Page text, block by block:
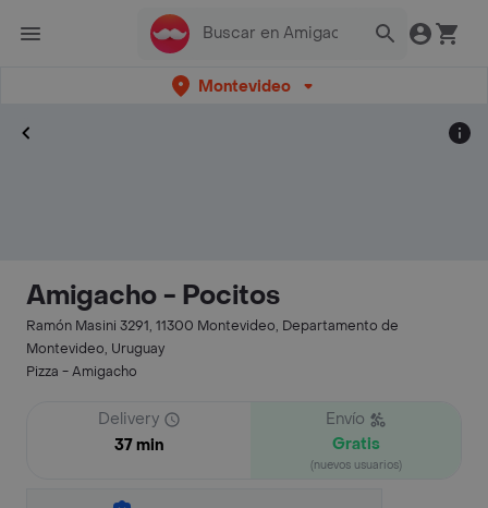
Montevideo
Amigacho - Pocitos
Ramón Masini 3291, 11300 Montevideo, Departamento de
Montevideo, Uruguay
Pizza - Amigacho
Delivery
37 min
Envío
Gratis
(nuevos usuarios)